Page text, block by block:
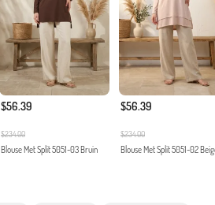
$56.39
$234.00
Blouse Met Split 5051-03 Bruin
$56.39
$234.00
Blouse Met Split 5051-02